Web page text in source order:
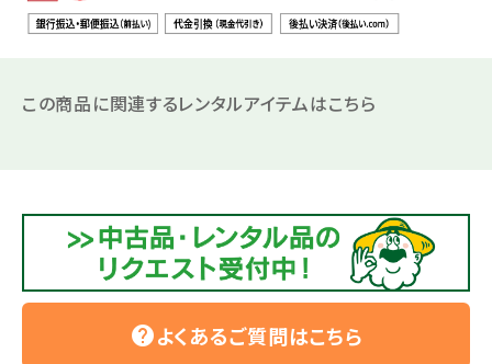
この商品に関連するレンタルアイテムはこちら
helpよくあるご質問はこちら